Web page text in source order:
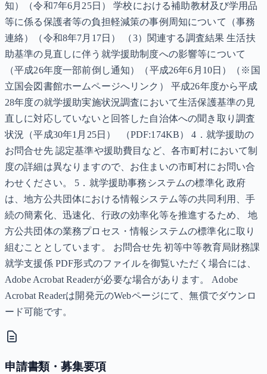
知）（令和7年6月25日） 学校における補助教材及び学用品
等に係る保護者等の負担軽減策の事例周知について（事務
連絡）（令和8年7月17日） （3）関連する調査結果 生活扶
助基準の見直しに伴う就学援助制度への影響等について
（平成26年度一部前倒し通知）（平成26年6月10日）（※国
立国会図書館ホームページへリンク） 平成26年度から平成
28年度の就学援助実施状況調査において生活保護基準の見
直しに対応していないと回答した自治体への聞き取り調査
状況（平成30年1月25日） （PDF:174KB） 4．就学援助の
お問合せ先 認定基準や援助費目など、各市町村において制
度の詳細は異なりますので、お住まいの市町村にお問い合
わせください。 5．就学援助事務システムの標準化 政府
は、地方公共団体における情報システム等の共同利用、手
続の簡素化、迅速化、行政の効率化等を推進するため、 地
方公共団体の業務プロセス・情報システムの標準化に取り
組むこととしています。 お問合せ先 初等中等教育局財務課
就学支援係 PDF形式のファイルを御覧いただく場合には、
Adobe Acrobat Readerが必要な場合があります。 Adobe
Acrobat Readerは開発元のWebページにて、無償でダウンロ
ード可能です。
申請書類・募集要項